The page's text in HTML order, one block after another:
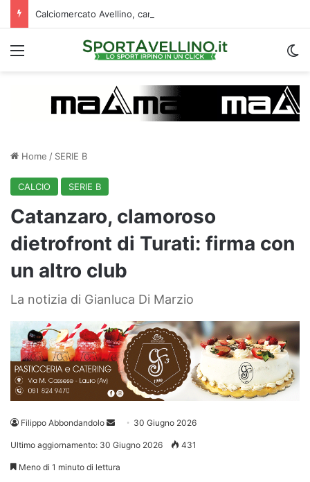
Menu
Home / SERIE B
CALCIO SERIE B
Catanzaro, clamoroso
dietrofront di Turati: firma con
un altro club
La notizia di Gianluca Di Marzio
Filippo Abbondandolo
Invia 30 Giugno 2026
Ultimo aggiornamento: 30 Giugno 2026 431
Meno di 1 minuto di lettura